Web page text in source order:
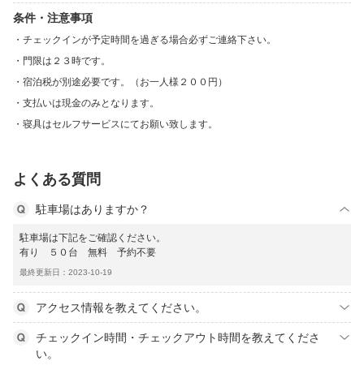
条件・注意事項
チェックインが予定時間を過ぎる場合必ずご連絡下さい。
門限は２３時です。
宿泊税が別途必要です。（お一人様２００円）
支払いは現金のみとなります。
寝具はセルフサービスにてお願い致します。
よくある質問
駐車場はありますか？
駐車場は下記をご確認ください。
有り ５０台 無料 予約不要
最終更新日：2023-10-19
アクセス情報を教えてください。
チェックイン時間・チェックアウト時間を教えてくださ
い。